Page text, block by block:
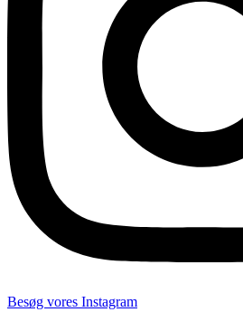
Besøg vores Instagram